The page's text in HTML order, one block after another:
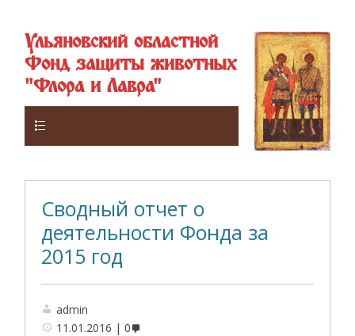
Ульяновский областной
Фонд защиты животных
"Флора и Лавра"
Сводный отчет о
деятельности Фонда за
2015 год
admin
11.01.2016
0